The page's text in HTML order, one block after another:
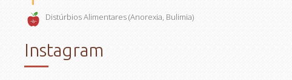
Distúrbios Alimentares (Anorexia, Bulimia)
Instagram